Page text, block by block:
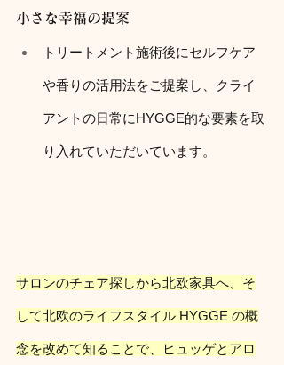
小さな幸福の提案
トリートメント施術後にセルフケア
や香りの活用法をご提案し、クライ
アントの日常にHYGGE的な要素を取
り入れていただいています。
サロンのチェア探しから北欧家具へ、そ
して北欧のライフスタイル HYGGE の概
念を改めて知ることで、ヒュッゲとアロ